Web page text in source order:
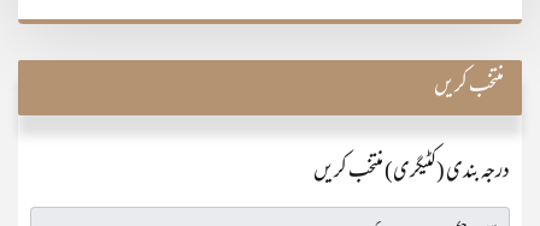
منتخب کریں
درجہ بندی (کٹیگری) منتخب کریں